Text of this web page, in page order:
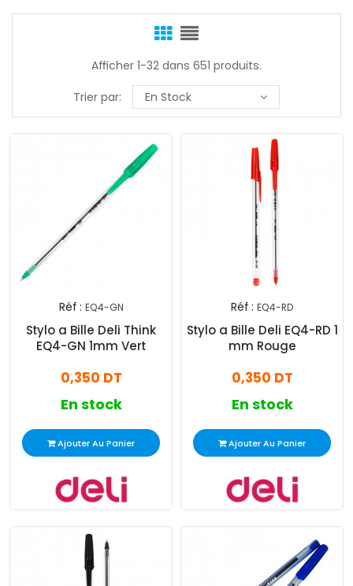
Afficher 1-32 dans 651 produits.
Trier par:
En Stock
Réf : EQ4-GN
Stylo a Bille Deli Think
EQ4-GN 1mm Vert
0,350 DT
En stock
Ajouter Au Panier
Réf : EQ4-RD
Stylo a Bille Deli EQ4-RD 1
mm Rouge
0,350 DT
En stock
Ajouter Au Panier